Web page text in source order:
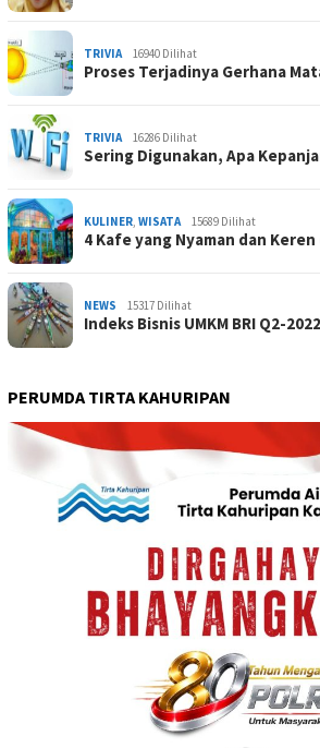
TRIVIA 16940 Dilihat
Proses Terjadinya Gerhana
TRIVIA 16286 Dilihat
Sering Digunakan, Apa
KULINER, WISATA 15689 Dilihat
4 Kafe yang Nyaman dan
NEWS 15317 Dilihat
Indeks Bisnis UMKM BRI Q2-
PERUMDA TIRTA KAHURIPAN